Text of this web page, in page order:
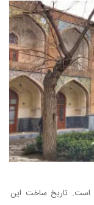
است. تاریخ ساخت این